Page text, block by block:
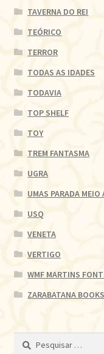
TAVERNA DO REI
TEÓRICO
TERROR
TODAS AS IDADES
TODAVIA
TOP SHELF
TOY
TREM FANTASMA
UGRA
UMAS PARADA
USQ
VENETA
VERTIGO
WMF MARTINS
ZARABATANA BOOKS
Pesquisar